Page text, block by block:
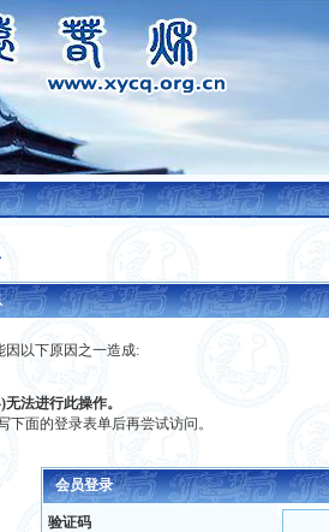
因以下原因之一造成:
法进行此操作。
下面的登录表单后再尝试访问。
会员登录
验证码